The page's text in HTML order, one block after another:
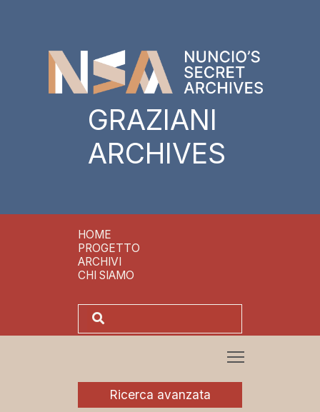
GRAZIANI
ARCHIVES
HOME
PROGETTO
ARCHIVI
CHI SIAMO
Ricerca avanzata